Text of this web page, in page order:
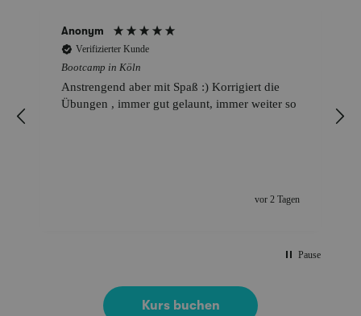
Anonym
Verifizierter Kunde
Bootcamp in Köln
Anstrengend aber mit Spaß :) Korrigiert die
Übungen , immer gut gelaunt, immer weiter so
vor 2 Tagen
Pause
Kurs buchen